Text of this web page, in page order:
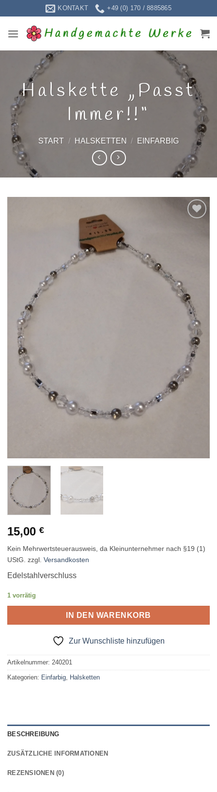
Inhalt
springen
KONTAKT +49 (0) 170 / 8885865
Halskette „Passt
Immer!!“
START / HALSKETTEN / EINFARBIG
15,00 €
Kein Mehrwertsteuerausweis, da Kleinunternehmer nach §19 (1)
UStG. zzgl. Versandkosten
Edelstahlverschluss
1 vorrätig
IN DEN WARENKORB
Zur Wunschliste hinzufügen
Artikelnummer: 240201
Kategorien: Einfarbig Halsketten
BESCHREIBUNG
ZUSÄTZLICHE INFORMATIONEN
REZENSIONEN (0)